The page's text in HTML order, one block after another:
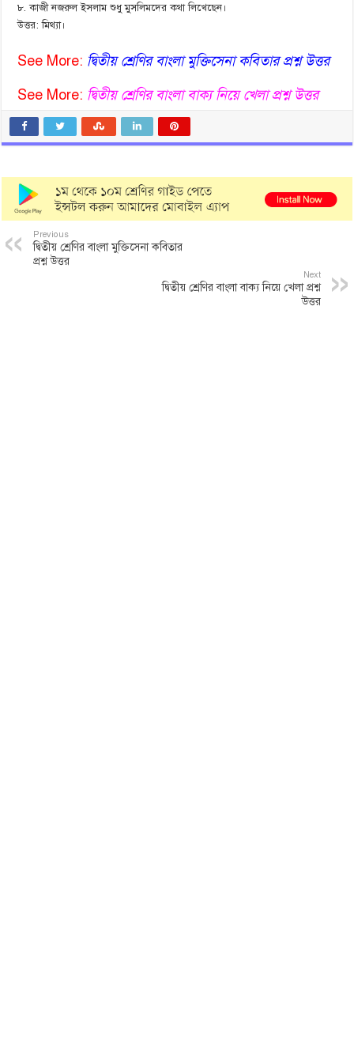
৮. কাজী নজরুল ইসলাম শুধু মুসলিমদের কথা লিখেছেন।
উত্তর: মিথ্যা।
See More: দ্বিতীয় শ্রেণির বাংলা মুক্তিসেনা কবিতার প্রশ্ন উত্তর
See More: দ্বিতীয় শ্রেণির বাংলা বাক্য নিয়ে খেলা প্রশ্ন উত্তর
Previous
দ্বিতীয় শ্রেণির বাংলা মুক্তিসেনা কবিতার
প্রশ্ন উত্তর
Next
দ্বিতীয় শ্রেণির বাংলা বাক্য নিয়ে খেলা প্রশ্ন
উত্তর